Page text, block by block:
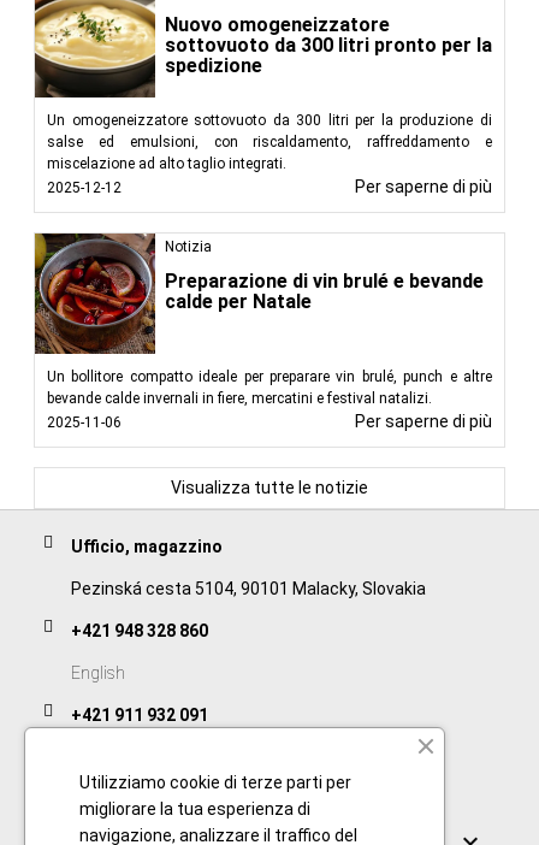
Nuovo omogeneizzatore
sottovuoto da 300 litri pronto per la
spedizione
Un omogeneizzatore sottovuoto da 300 litri per la produzione di
salse ed emulsioni, con riscaldamento, raffreddamento e
miscelazione ad alto taglio integrati.
2025-12-12
Per saperne di più
Notizia
Preparazione di vin brulé e bevande
calde per Natale
Un bollitore compatto ideale per preparare vin brulé, punch e altre
bevande calde invernali in fiere, mercatini e festival natalizi.
2025-11-06
Per saperne di più
Visualizza tutte le notizie
Ufficio, magazzino
Pezinská cesta 5104, 90101 Malacky, Slovakia
+421 948 328 860
English
+421 911 932 091
Collegamenti
Utilizziamo cookie di terze parti per
migliorare la tua esperienza di
navigazione, analizzare il traffico del